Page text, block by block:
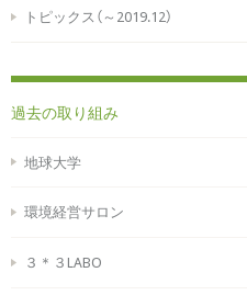
トピックス（～2019.12）
過去の取り組み
地球大学
環境経営サロン
３＊３LABO